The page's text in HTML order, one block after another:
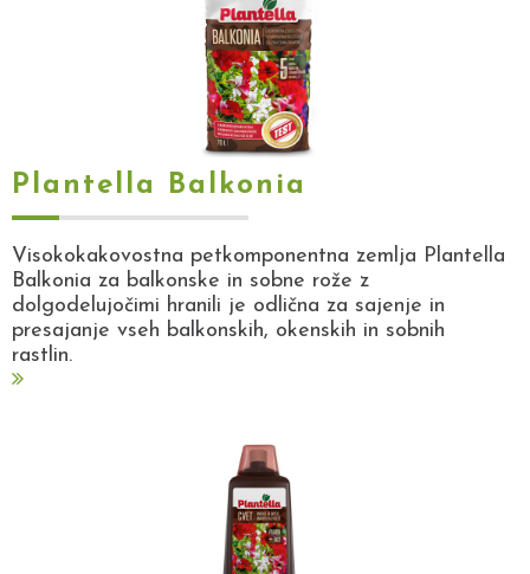
Plantella Balkonia
Visokokakovostna petkomponentna zemlja Plantella
Balkonia za balkonske in sobne rože z
dolgodelujočimi hranili je odlična za sajenje in
presajanje vseh balkonskih, okenskih in sobnih
rastlin.